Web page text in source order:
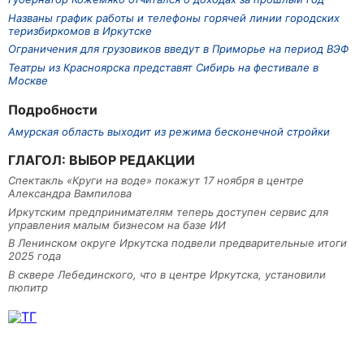
Названы график работы и телефоны горячей линии городских
теризбиркомов в Иркутске
Ограничения для грузовиков введут в Приморье на период ВЭФ
Театры из Красноярска представят Сибирь на фестивале в
Москве
Подробности
Амурская область выходит из режима бесконечной стройки
ГЛАГОЛ: ВЫБОР РЕДАКЦИИ
Спектакль «Круги на воде» покажут 17 ноября в центре
Александра Вампилова
Иркутским предпринимателям теперь доступен сервис для
управления малым бизнесом на базе ИИ
В Ленинском округе Иркутска подвели предварительные итоги
2025 года
В сквере Лебединского, что в центре Иркутска, установили
пюпитр